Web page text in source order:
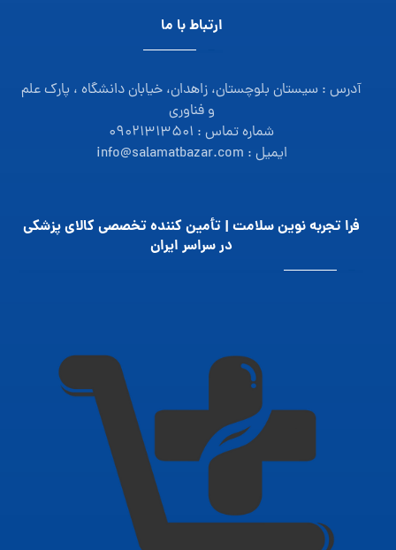
ارتباط با ما
آدرس : سیستان بلوچستان، زاهدان، خیابان دانشگاه ، پارک علم
و فناوری
شماره تماس : ۰۹۰۲۱۳۱۳۵۰۱
ایمیل : info@salamatbazar.com
فرا تجربه نوین سلامت | تأمین‌ کننده تخصصی کالای پزشکی
در سراسر ایران